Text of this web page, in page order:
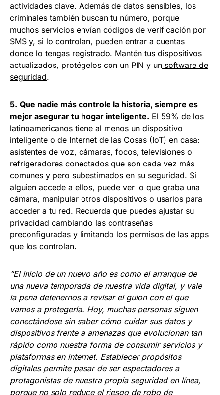
actividades clave. Además de datos sensibles, los
criminales también buscan tu número, porque
muchos servicios envían códigos de verificación por
SMS y, si lo controlan, pueden entrar a cuentas
donde lo tengas registrado. Mantén tus dispositivos
actualizados, protégelos con un PIN y un software de
seguridad.
5. Que nadie más controle la historia, siempre es
mejor asegurar tu hogar inteligente. El 59% de los
latinoamericanos tiene al menos un dispositivo
inteligente o de Internet de las Cosas (IoT) en casa:
asistentes de voz, cámaras, focos, televisiones o
refrigeradores conectados que son cada vez más
comunes y pero subestimados en su seguridad. Si
alguien accede a ellos, puede ver lo que graba una
cámara, manipular otros dispositivos o usarlos para
acceder a tu red. Recuerda que puedes ajustar su
privacidad cambiando las contraseñas
preconfiguradas y limitando los permisos de las apps
que los controlan.
“El inicio de un nuevo año es como el arranque de
una nueva temporada de nuestra vida digital, y vale
la pena detenernos a revisar el guion con el que
vamos a protegerla. Hoy, muchas personas siguen
conectándose sin saber cómo cuidar sus datos y
dispositivos frente a amenazas que evolucionan tan
rápido como nuestra forma de consumir servicios y
plataformas en internet. Establecer propósitos
digitales permite pasar de ser espectadores a
protagonistas de nuestra propia seguridad en línea,
porque no solo reduce el riesgo de robo de